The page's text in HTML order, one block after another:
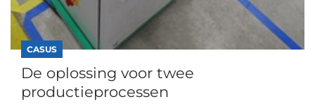
CASUS
De oplossing voor twee
productieprocessen